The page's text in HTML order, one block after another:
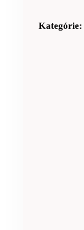
Kategórie: